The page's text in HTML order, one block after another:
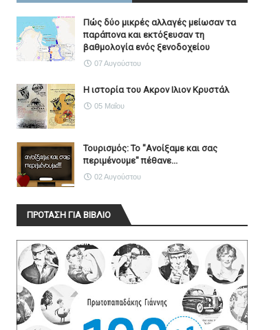
Πώς δύο μικρές αλλαγές μείωσαν τα
παράπονα και εκτόξευσαν τη
βαθμολογία ενός ξενοδοχείου
07 Αυγούστου
Η ιστορία του Ακρον Ιλιον Κρυστάλ
05 Μαΐου
Τουρισμός: Το "Ανοίξαμε και σας
περιμένουμε" πέθανε...
02 Αυγούστου
ΠΡΟΤΑΣΗ ΓΙΑ ΒΙΒΛΙΟ